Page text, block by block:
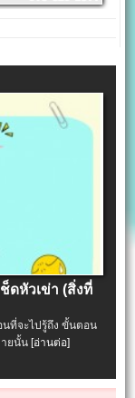
ดหัวเข่า (สิ่งที่
นที่จะไปรู้ถึง ขั้นตอน
ายนั้น[อ่านต่อ]